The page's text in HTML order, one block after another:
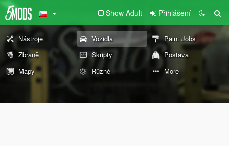
Show Adult Přihlášení
Nástroje Vozidla
Paint Jobs
Zbraně
Skripty
Postava
Mapy
Různé More